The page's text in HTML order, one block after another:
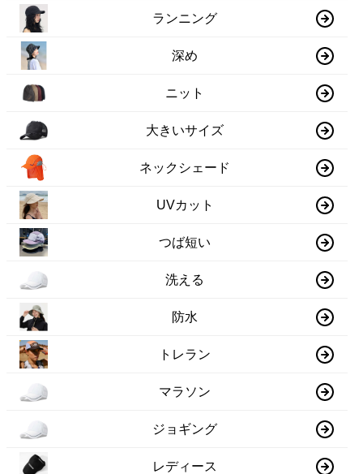
ランニング
深め
ニット
大きいサイズ
ネックシェード
UVカット
つば短い
洗える
防水
トレラン
マラソン
ジョギング
レディース